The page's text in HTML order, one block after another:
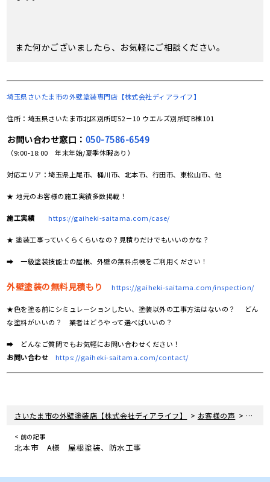
また何かございましたら、お気軽にご相談ください。
埼玉県さいたま市の外壁塗装専門店【株式会社ディアライフ】
住所：埼玉県さいたま市北区別所町52－10 ウエルズ別所町B棟101
お問い合わせ窓口： 050-7586-6549
（9:00-18:00 年末年始/夏季休暇あり）
対応エリア：埼玉県上尾市、桶川市、北本市、行田市、東松山市、他
★ 地元のお客様の施工実績多数掲載！
施工実績 https://gaiheki-saitama.com/case/
★ 塗装工事っていくらくらいなの？見積りだけでもいいのかな？
➡ 一級塗装技能士の屋根、外壁の無料点検をご利用ください！
外壁塗装の無料見積もり https://gaiheki-saitama.com/inspection/
★色を塗る前にシミュレーションしたい、塗装以外の工事方法はないの？ どん
な塗料がいいの？ 業者はどうやって選べばいいの？
➡ どんなご質問でもお気軽にお問い合わせください！
お問い合わせ
https://gaiheki-saitama.com/contact/
さいたま市の外壁塗装店【株式会社ディアライフ】 > お客様の声 > 上尾
< 前の記事
北本市 A様 屋根塗装、防水工事